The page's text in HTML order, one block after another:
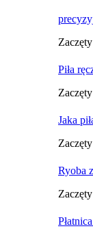
Piła
Jaka
Ryoba